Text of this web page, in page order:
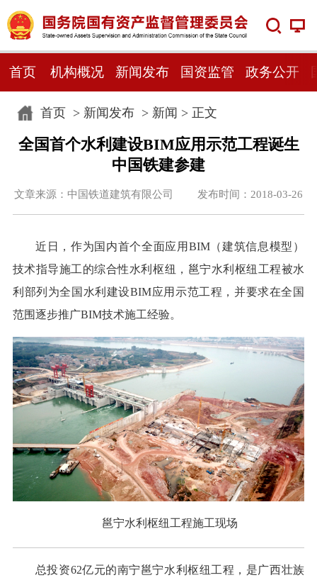
首页 机构概况 新闻发布 国资监管 政务公开
首页> 新闻发布> 新闻 > 正文
全国首个水利建设BIM应用示范工程诞生
中国铁建参建
文章来源：中国铁道建筑有限公司 发布时间：2018-03-26
近日，作为国内首个全面应用BIM（建筑信息模型）
技术指导施工的综合性水利枢纽，邕宁水利枢纽工程被水
利部列为全国水利建设BIM应用示范工程，并要求在全国
范围逐步推广BIM技术施工经验。
邕宁水利枢纽工程施工现场
总投资62亿元的南宁邕宁水利枢纽工程，是广西壮族